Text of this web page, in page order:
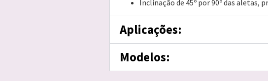
Inclinação de 45º por 90º das aletas,
Aplicações:
Modelos: